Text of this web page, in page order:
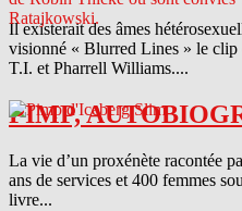
Il existerait des âmes
visionné « Blurred Lines » le
T.I. et Pharrell Williams....
PIMP,
La vie d’un proxénète racontée
ans de services et 400 femmes
livre...